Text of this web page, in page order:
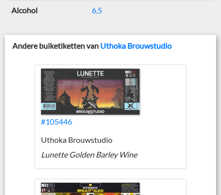
Alcohol 6,5
Andere buiketiketten van Uthoka Brouwstudio
#105446
Uthoka Brouwstudio
Lunette Golden Barley Wine